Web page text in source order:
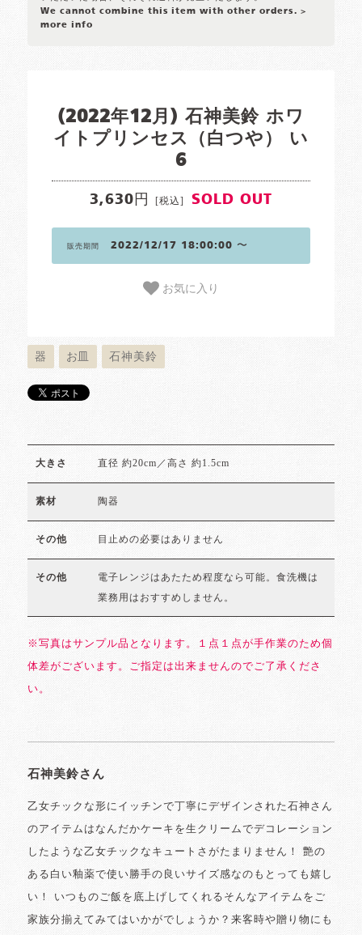
We cannot combine this item with other orders. >
more info
(2022年12月) 石神美鈴 ホワ
イトプリンセス（白つや） い
6
3,630円 [税込] SOLD OUT
販売期間 2022/12/17 18:00:00 〜
お気に入り
器 お皿 石神美鈴
大きさ 直径 約20cm／高さ 約1.5cm
素材 陶器
その他 目止めの必要はありません
その他 電子レンジはあたため程度なら可能。食洗機は
業務用はおすすめしません。
※写真はサンプル品となります。１点１点が手作業のため個
体差がございます。ご指定は出来ませんのでご了承くださ
い。
石神美鈴さん
乙女チックな形にイッチンで丁寧にデザインされた石神さん
のアイテムはなんだかケーキを生クリームでデコレーション
したような乙女チックなキュートさがたまりません！ 艶の
ある白い釉薬で使い勝手の良いサイズ感なのもとっても嬉し
い！ いつものご飯を底上げしてくれるそんなアイテムをご
家族分揃えてみてはいかがでしょうか？来客時や贈り物にも